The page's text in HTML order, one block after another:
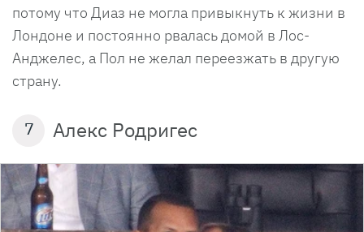
потому что Диаз не могла привыкнуть к жизни в
Лондоне и постоянно рвалась домой в Лос-
Анджелес, а Пол не желал переезжать в другую
страну.
7 Алекс Родригес